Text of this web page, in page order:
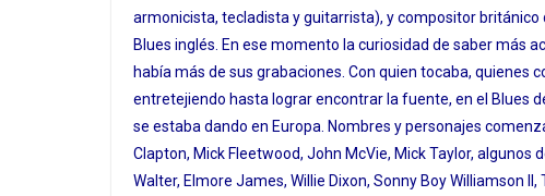
armonicista, tecladista y guitarrista), y compositor británico
Blues inglés. En ese momento la curiosidad de saber más
había más de sus grabaciones. Con quien tocaba, quienes
entretejiendo hasta lograr encontrar la fuente, en el Blues
se estaba dando en Europa. Nombres y personajes
Clapton, Mick Fleetwood, John McVie, Mick Taylor, algunos
Walter, Elmore James, Willie Dixon, Sonny Boy Williamson